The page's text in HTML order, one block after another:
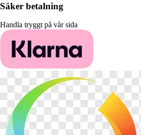
Säker betalning
Handla tryggt på vår sida